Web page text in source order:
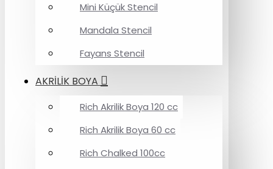
Mini Küçük Stencil
Mandala Stencil
Fayans Stencil
AKRİLİK BOYA
Rich Akrilik Boya 120 cc
Rich Akrilik Boya 60 cc
Rich Chalked 100cc